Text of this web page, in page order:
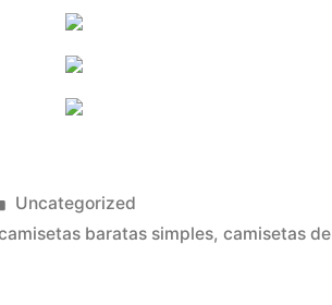
Publicado
en
Uncategorized
baratas simples,camisetas de